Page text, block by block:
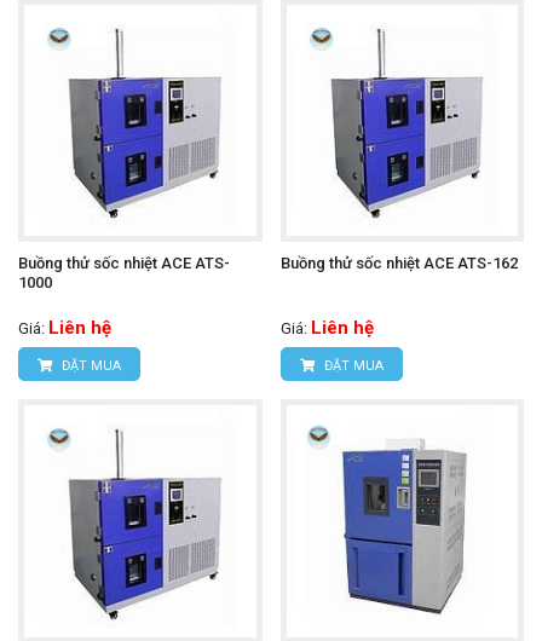
Buồng thử sốc nhiệt ACE ATS-
1000
Giá: Liên hệ
ĐẶT MUA
Buồng thử sốc nhiệt ACE ATS-162
Giá: Liên hệ
ĐẶT MUA